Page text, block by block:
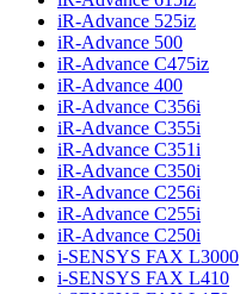
iR-Advance 525iz
iR-Advance 500
iR-Advance C475iz
iR-Advance 400
iR-Advance C356i
iR-Advance C355i
iR-Advance C351i
iR-Advance C350i
iR-Advance C256i
iR-Advance C255i
iR-Advance C250i
i-SENSYS FAX L3000
i-SENSYS FAX L410